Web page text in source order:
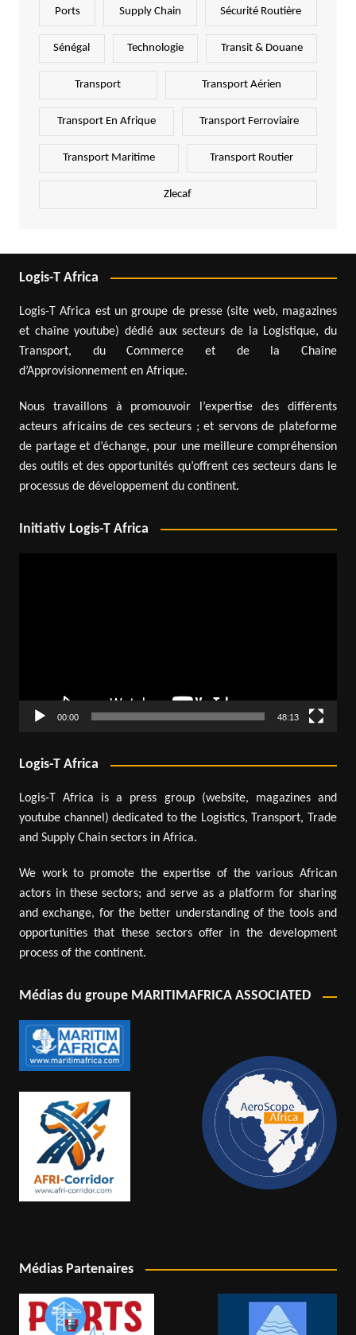
Ports Supply Chain Sécurité Routière
Sénégal Technologie Transit & Douane
Transport Transport Aérien
Transport En Afrique Transport Ferroviaire
Transport Maritime Transport Routier
Zlecaf
Logis-T Africa
Logis-T Africa est un groupe de presse (site web, magazines
et chaîne youtube) dédié aux secteurs de la Logistique, du
Transport, du Commerce et de la Chaîne
d’Approvisionnement en Afrique.
Nous travaillons à promouvoir l’expertise des différents
acteurs africains de ces secteurs ; et servons de plateforme
de partage et d’échange, pour une meilleure compréhension
des outils et des opportunités qu’offrent ces secteurs dans le
processus de développement du continent.
Initiativ Logis-T Africa
00:00 48:13
Logis-T Africa
Logis-T Africa is a press group (website, magazines and
youtube channel) dedicated to the Logistics, Transport, Trade
and Supply Chain sectors in Africa.
We work to promote the expertise of the various African
actors in these sectors; and serve as a platform for sharing
and exchange, for the better understanding of the tools and
opportunities that these sectors offer in the development
process of the continent.
Médias du groupe MARITIMAFRICA ASSOCIATED
Médias Partenaires